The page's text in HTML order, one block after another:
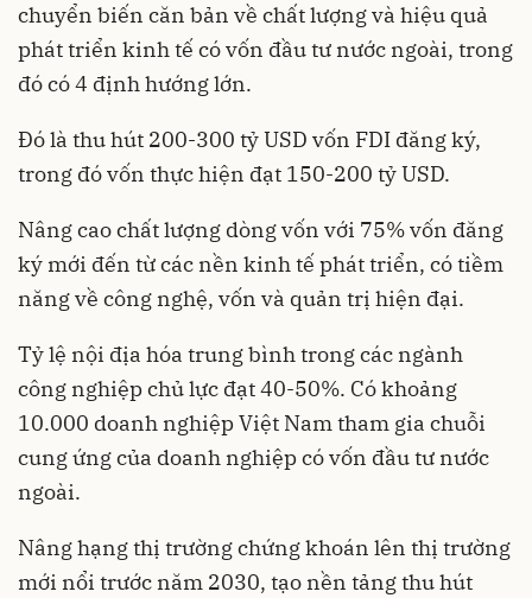
chuyển biến căn bản về chất lượng và hiệu quả
phát triển kinh tế có vốn đầu tư nước ngoài, trong
đó có 4 định hướng lớn.
Đó là thu hút 200-300 tỷ USD vốn FDI đăng ký,
trong đó vốn thực hiện đạt 150-200 tỷ USD.
Nâng cao chất lượng dòng vốn với 75% vốn đăng
ký mới đến từ các nền kinh tế phát triển, có tiềm
năng về công nghệ, vốn và quản trị hiện đại.
Tỷ lệ nội địa hóa trung bình trong các ngành
công nghiệp chủ lực đạt 40-50%. Có khoảng
10.000 doanh nghiệp Việt Nam tham gia chuỗi
cung ứng của doanh nghiệp có vốn đầu tư nước
ngoài.
Nâng hạng thị trường chứng khoán lên thị trường
mới nổi trước năm 2030, tạo nền tảng thu hút